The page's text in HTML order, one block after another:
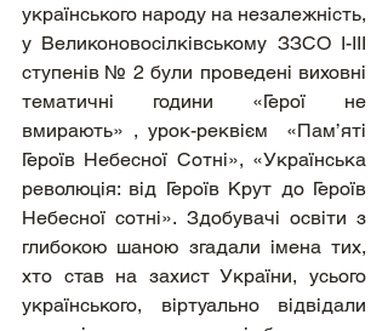
українського народу на незалежність,
у Великоновосілківському ЗЗСО І-ІІІ
ступенів № 2 були проведені виховні
тематичні години «Герої не
вмирають» , урок-реквієм  «Пам’яті
Героїв Небесної Сотні», «Українська
революція: від Героїв Крут до Героїв
Небесної сотні». Здобувачі освіти з
глибокою шаною згадали імена тих,
хто став на захист України, усього
українського, віртуально відвідали